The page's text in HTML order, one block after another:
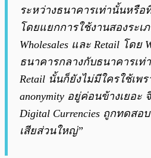
ระหว่างธนาคารเท่านั้นหรือที่
โดยแยกการใช้งานสองระเ
Wholesales และ Retail โดย
ธนาคารกลางกับธนาคารเ
Retail นั้นก็ยังไม่มีใครใช้เพร
anonymity อยู่ค่อนข้างเยอะ
Digital Currencies ถูกทดสอ
เสียส่วนใหญ่”